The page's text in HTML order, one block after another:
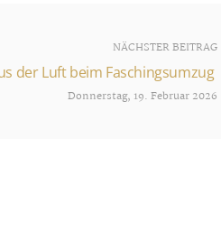
NÄCHSTER BEITRAG
der Luft beim Faschingsumzug
Donnerstag, 19. Februar 2026